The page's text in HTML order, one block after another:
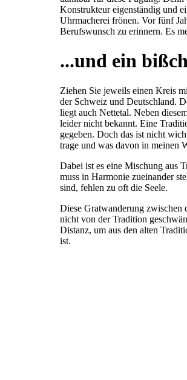
Konstrukteur eigenständig und
Uhrmacherei frönen. Vor fünf
Berufswunsch zu erinnern. Es
...und ein
Ziehen Sie jeweils einen Kreis
der Schweiz und Deutschland.
liegt auch Nettetal. Neben
leider nicht bekannt. Eine
gegeben. Doch das ist nicht
trage und was davon in meinen
Dabei ist es eine Mischung aus
muss in Harmonie zueinander
sind, fehlen zu oft die Seele.
Diese Gratwanderung zwischen
nicht von der Tradition
Distanz, um aus den alten
ist.